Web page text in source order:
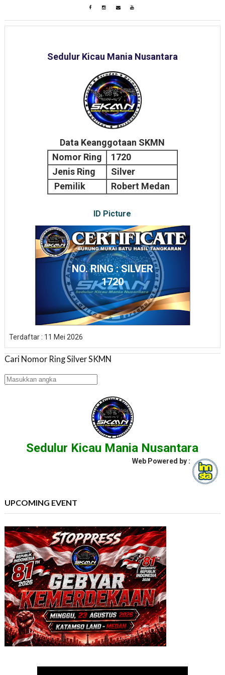
Sedulur Kicau Mania Nusantara
Data Keanggotaan SKMN
Nomor Ring
1720
Jenis Ring
Silver
Pemilik
Robert Medan
ID Picture
NO. RING : SILVER
1720
Terdaftar : 11 Mei 2026
Cari Nomor Ring Silver SKMN
Sedulur Kicau Mania Nusantara
Web Powered by :
UPCOMING EVENT